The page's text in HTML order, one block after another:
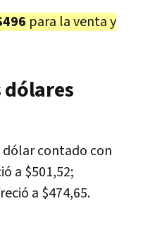
para la venta y
dólares
contado con
a $501,52;
a $474,65.